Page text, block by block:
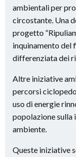
ambientali per
circostante. Una
progetto
inquinamento del
differenziata dei
Altre iniziative
percorsi
uso di energie
popolazione sulla
ambiente.
Queste iniziative